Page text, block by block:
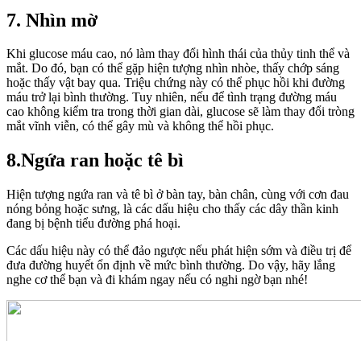
7. Nhìn mờ
Khi glucose máu cao, nó làm thay đổi hình thái của thủy tinh thể và
mắt. Do đó, bạn có thể gặp hiện tượng nhìn nhòe, thấy chớp sáng
hoặc thấy vật bay qua. Triệu chứng này có thể phục hồi khi đường
máu trở lại bình thường. Tuy nhiên, nếu để tình trạng đường máu
cao không kiểm tra trong thời gian dài, glucose sẽ làm thay đổi tròng
mắt vĩnh viễn, có thể gây mù và không thể hồi phục.
8.Ngứa ran hoặc tê bì
Hiện tượng ngứa ran và tê bì ở bàn tay, bàn chân, cùng với cơn đau
nóng bỏng hoặc sưng, là các dấu hiệu cho thấy các dây thần kinh
đang bị bệnh tiểu đường phá hoại.
Các dấu hiệu này có thể đảo ngược nếu phát hiện sớm và điều trị để
đưa đường huyết ổn định về mức bình thường. Do vậy, hãy lắng
nghe cơ thể bạn và đi khám ngay nếu có nghi ngờ bạn nhé!